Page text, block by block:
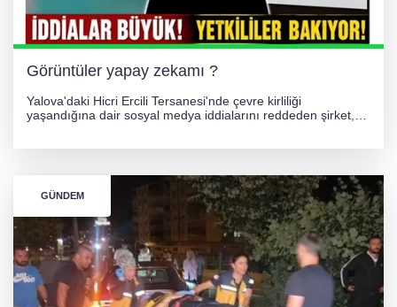
256 PARÇA ESER ELE GEÇİRİLDİ
Görüntüler yapay zekamı ?
Yalova'daki Hicri Ercili Tersanesi'nde çevre kirliliği
yaşandığına dair sosyal medya iddialarını reddeden şirket,
GÜNDEM